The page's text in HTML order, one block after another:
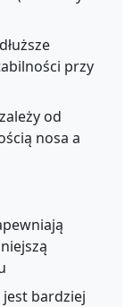
przy
od
nosa a
bardziej